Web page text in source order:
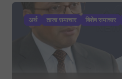
अर्थ ताजा समाचार बिशेष समाचार